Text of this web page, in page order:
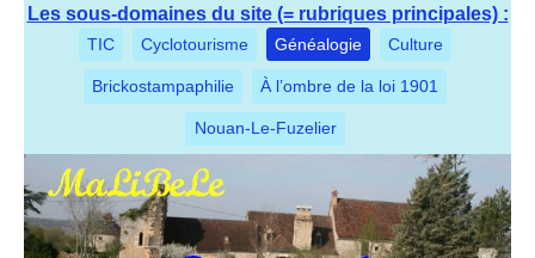
Les sous-domaines du site (= rubriques principales) :
TIC Cyclotourisme Généalogie Culture
Brickostampaphilie À l’ombre de la loi 1901
Nouan-Le-Fuzelier